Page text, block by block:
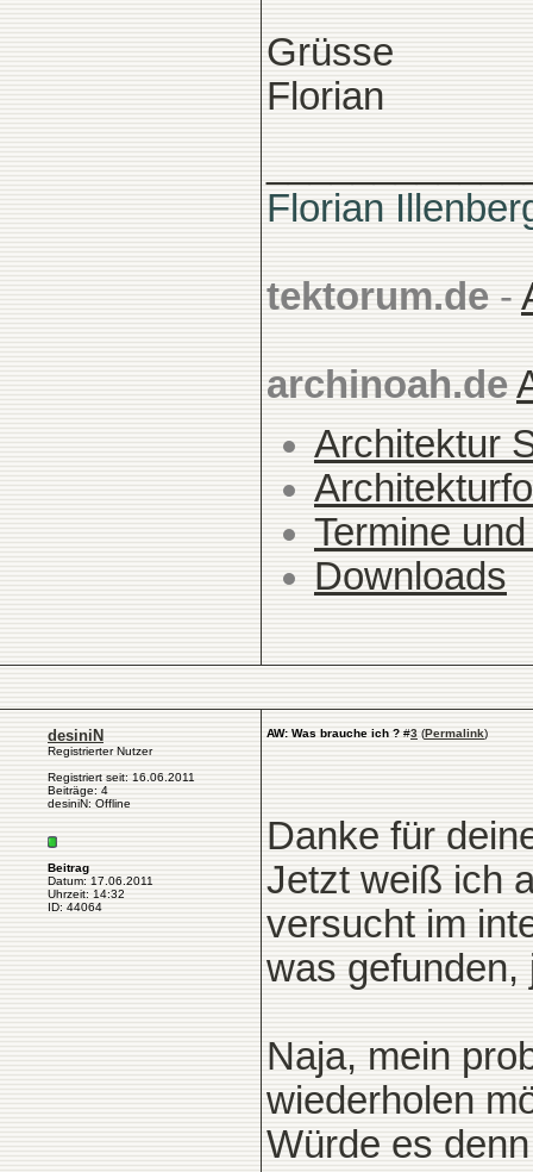
Grüsse
Florian
Florian
tektorum.de -
archinoah.de
Architektur
Termine
Downloads
desiniN
Registrierter Nutzer
Registriert seit: 16.06.2011
Beiträge: 4
desiniN: Offline
Beitrag
Datum: 17.06.2011
Uhrzeit: 14:32
ID: 44064
AW: Was brauche ich ? #3 (Permalink)
Danke für
Jetzt weiß ich
versucht im
was gefunden,
Naja, mein
wiederholen
Würde es